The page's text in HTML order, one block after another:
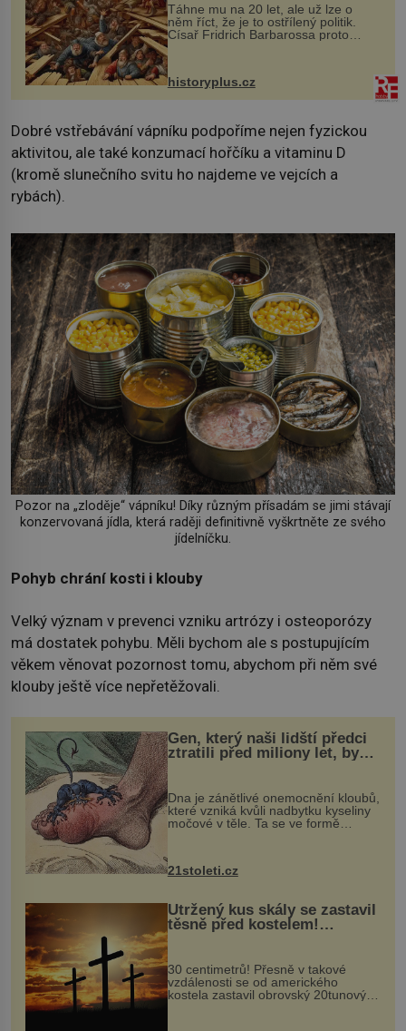
Táhne mu na 20 let, ale už lze o
něm říct, že je to ostřílený politik.
Císař Fridrich Barbarossa proto
posílá svého syna a dědice Jindřicha
VI. do Erfurtu, aby se stal
prostředníkem při řešení sporu m...
historyplus.cz
Dobré vstřebávání vápníku podpoříme nejen fyzickou
aktivitou, ale také konzumací hořčíku a vitaminu D
(kromě slunečního svitu ho najdeme ve vejcích a
rybách).
Pozor na „zloděje“ vápníku! Díky různým přísadám se jimi stávají
konzervovaná jídla, která raději definitivně vyškrtněte ze svého
jídelníčku.
Pohyb chrání kosti i klouby
Velký význam v prevenci vzniku artrózy i osteoporózy
má dostatek pohybu. Měli bychom ale s postupujícím
věkem věnovat pozornost tomu, abychom při něm své
klouby ještě více nepřetěžovali.
Gen, který naši lidští předci
ztratili před miliony let, by
mohl pomoci s léčbou
„nemoci králů“
Dna je zánětlivé onemocnění kloubů,
které vzniká kvůli nadbytku kyseliny
močové v těle. Ta se ve formě
nohou, a způsobuje bole...
21stoleti.cz
Utržený kus skály se zastavil
těsně před kostelem!
Ochránila ho boží síla?
30 centimetrů! Přesně v takové
vzdálenosti se od amerického
kostela zastavil obrovský 20tunový